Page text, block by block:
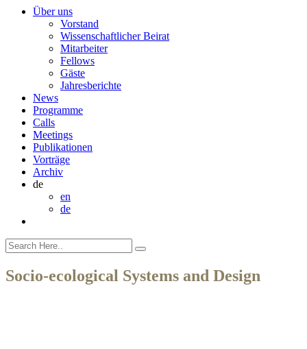
Über uns
Vorstand
Wissenschaftlicher Beirat
Mitarbeiter
Fellows
Gäste
Jahresberichte
News
Programme
Calls
Meetings
Publikationen
Vorträge
Archiv
de
en
de
Socio-ecological Systems and Design